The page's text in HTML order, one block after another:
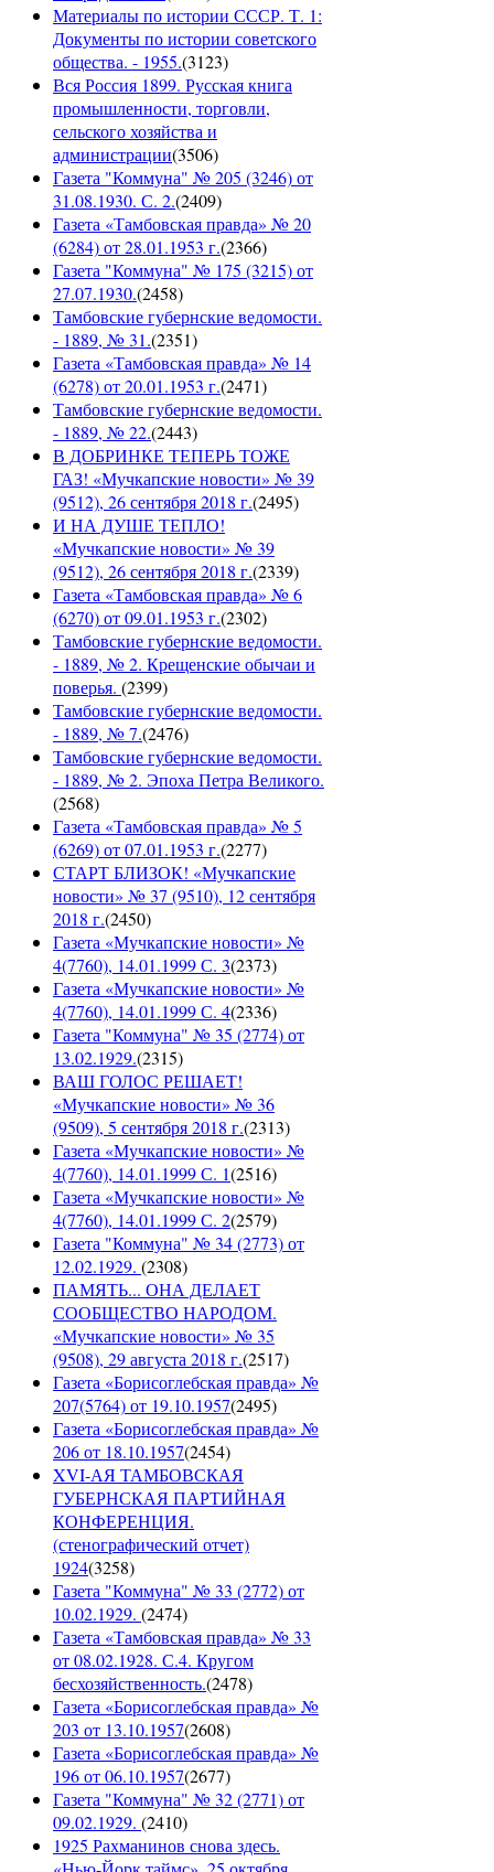
Материалы по истории СССР. Т. 1:
Документы по истории советского
общества. - 1955.(3123)
Вся Россия 1899. Русская книга
промышленности, торговли,
сельского хозяйства и
администрации(3506)
Газета "Коммуна" № 205 (3246) от
31.08.1930. С. 2.(2409)
Газета «Тамбовская правда» № 20
(6284) от 28.01.1953 г.(2366)
Газета "Коммуна" № 175 (3215) от
27.07.1930.(2458)
Тамбовские губернские ведомости.
- 1889, № 31.(2351)
Газета «Тамбовская правда» № 14
(6278) от 20.01.1953 г.(2471)
Тамбовские губернские ведомости.
- 1889, № 22.(2443)
В ДОБРИНКЕ ТЕПЕРЬ ТОЖЕ
ГАЗ! «Мучкапские новости» № 39
(9512), 26 сентября 2018 г.(2495)
И НА ДУШЕ ТЕПЛО!
«Мучкапские новости» № 39
(9512), 26 сентября 2018 г.(2339)
Газета «Тамбовская правда» № 6
(6270) от 09.01.1953 г.(2302)
Тамбовские губернские ведомости.
- 1889, № 2. Крещенские обычаи и
поверья. (2399)
Тамбовские губернские ведомости.
- 1889, № 7.(2476)
Тамбовские губернские ведомости.
- 1889, № 2. Эпоха Петра Великого.
(2568)
Газета «Тамбовская правда» № 5
(6269) от 07.01.1953 г.(2277)
СТАРТ БЛИЗОК! «Мучкапские
новости» № 37 (9510), 12 сентября
2018 г.(2450)
Газета «Мучкапские новости» №
4(7760), 14.01.1999 С. 3(2373)
Газета «Мучкапские новости» №
4(7760), 14.01.1999 С. 4(2336)
Газета "Коммуна" № 35 (2774) от
13.02.1929.(2315)
ВАШ ГОЛОС РЕШАЕТ!
«Мучкапские новости» № 36
(9509), 5 сентября 2018 г.(2313)
Газета «Мучкапские новости» №
4(7760), 14.01.1999 С. 1(2516)
Газета «Мучкапские новости» №
4(7760), 14.01.1999 С. 2(2579)
Газета "Коммуна" № 34 (2773) от
12.02.1929. (2308)
ПАМЯТЬ... ОНА ДЕЛАЕТ
СООБЩЕСТВО НАРОДОМ.
«Мучкапские новости» № 35
(9508), 29 августа 2018 г.(2517)
Газета «Борисоглебская правда» №
207(5764) от 19.10.1957(2495)
Газета «Борисоглебская правда» №
206 от 18.10.1957(2454)
XVI-АЯ ТАМБОВСКАЯ
ГУБЕРНСКАЯ ПАРТИЙНАЯ
КОНФЕРЕНЦИЯ.
(стенографический отчет)
1924(3258)
Газета "Коммуна" № 33 (2772) от
10.02.1929. (2474)
Газета «Тамбовская правда» № 33
от 08.02.1928. С.4. Кругом
бесхозяйственность.(2478)
Газета «Борисоглебская правда» №
203 от 13.10.1957(2608)
Газета «Борисоглебская правда» №
196 от 06.10.1957(2677)
Газета "Коммуна" № 32 (2771) от
09.02.1929. (2410)
1925 Рахманинов снова здесь.